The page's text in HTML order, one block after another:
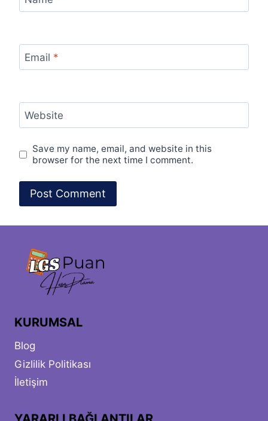
Email *
Website
Save my name, email, and website in this
browser for the next time I comment.
KURUMSAL
Blog
Gizlilik Politikası
İletişim